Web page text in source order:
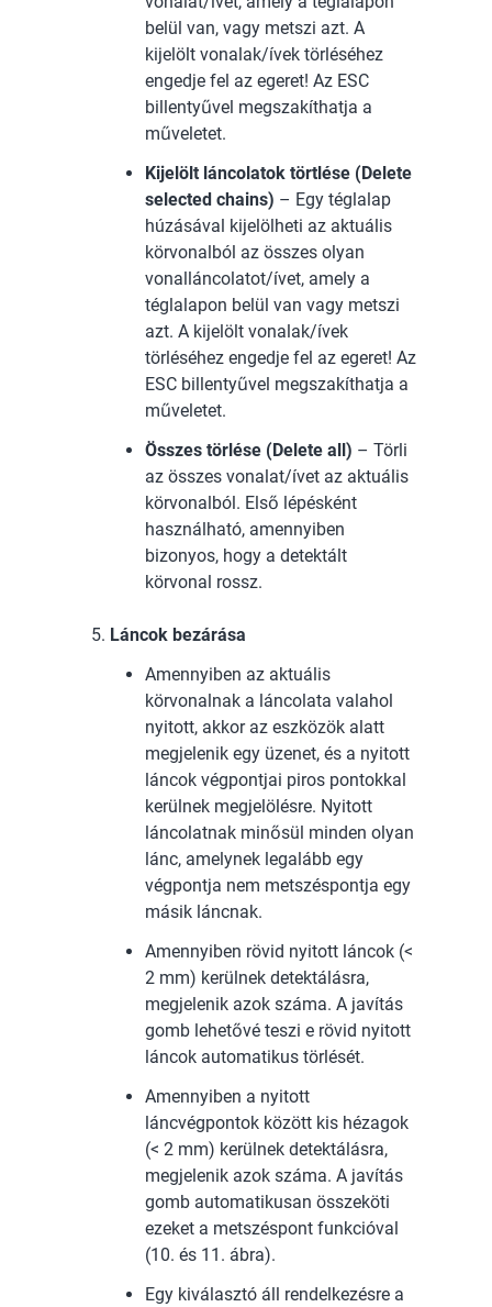
belül van, vagy metszi azt. A
kijelölt vonalak/ívek törléséhez
engedje fel az egeret! Az ESC
billentyűvel megszakíthatja a
műveletet.
Kijelölt láncolatok törtlése (Delete
selected chains) – Egy téglalap
húzásával kijelölheti az aktuális
körvonalból az összes olyan
vonalláncolatot/ívet, amely a
téglalapon belül van vagy metszi
azt. A kijelölt vonalak/ívek
törléséhez engedje fel az egeret! Az
ESC billentyűvel megszakíthatja a
műveletet.
Összes törlése (Delete all) – Törli
az összes vonalat/ívet az aktuális
körvonalból. Első lépésként
használható, amennyiben
bizonyos, hogy a detektált
körvonal rossz.
Láncok bezárása
Amennyiben az aktuális
körvonalnak a láncolata valahol
nyitott, akkor az eszközök alatt
megjelenik egy üzenet, és a nyitott
láncok végpontjai piros pontokkal
kerülnek megjelölésre. Nyitott
láncolatnak minősül minden olyan
lánc, amelynek legalább egy
végpontja nem metszéspontja egy
másik láncnak.
Amennyiben rövid nyitott láncok (<
2 mm) kerülnek detektálásra,
megjelenik azok száma. A javítás
gomb lehetővé teszi e rövid nyitott
láncok automatikus törlését.
Amennyiben a nyitott
láncvégpontok között kis hézagok
(< 2 mm) kerülnek detektálásra,
megjelenik azok száma. A javítás
gomb automatikusan összeköti
ezeket a metszéspont funkcióval
(10. és 11. ábra).
Egy kiválasztó áll rendelkezésre a